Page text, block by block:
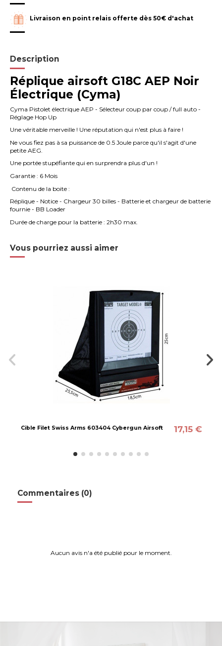
Livraison en point relais offerte dès 50€ d'achat
Description
Réplique airsoft G18C AEP Noir
Électrique (Cyma)
Cyma Pistolet électrique AEP - Sélecteur coup par coup / full auto -
Réglage Hop Up
Une véritable merveille ! Une réputation qui n'est plus à faire !
Ne vous fiez pas à sa puissance de 0.5 Joule parce qu'il s'agit d'une
petite AEG.
Une portée stupéfiante qui en surprendra plus d'un !
Garantie : 6 Mois
Contenu de la boite :
Réplique - Notice - Chargeur 30 billes - Batterie et chargeur de batterie
fournie - BB Loader
Durée de charge pour la batterie : 2h30 max.
Vous pourriez aussi aimer
Cible Filet Swiss Arms 603404 Cybergun Airsoft 17,15 €
Commentaires (0)
Aucun avis n'a été publié pour le moment.